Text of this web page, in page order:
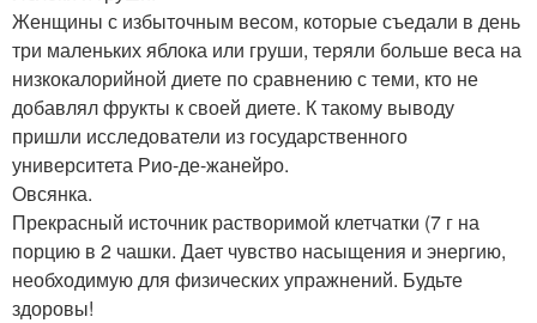
Женщины с избыточным весом, которые съедали в день
три маленьких яблока или груши, теряли больше веса на
низкокалорийной диете по сравнению с теми, кто не
добавлял фрукты к своей диете. К такому выводу
пришли исследователи из государственного
университета Рио-де-жанейро.
Овсянка.
Прекрасный источник растворимой клетчатки (7 г на
порцию в 2 чашки. Дает чувство насыщения и энергию,
необходимую для физических упражнений. Будьте
здоровы!